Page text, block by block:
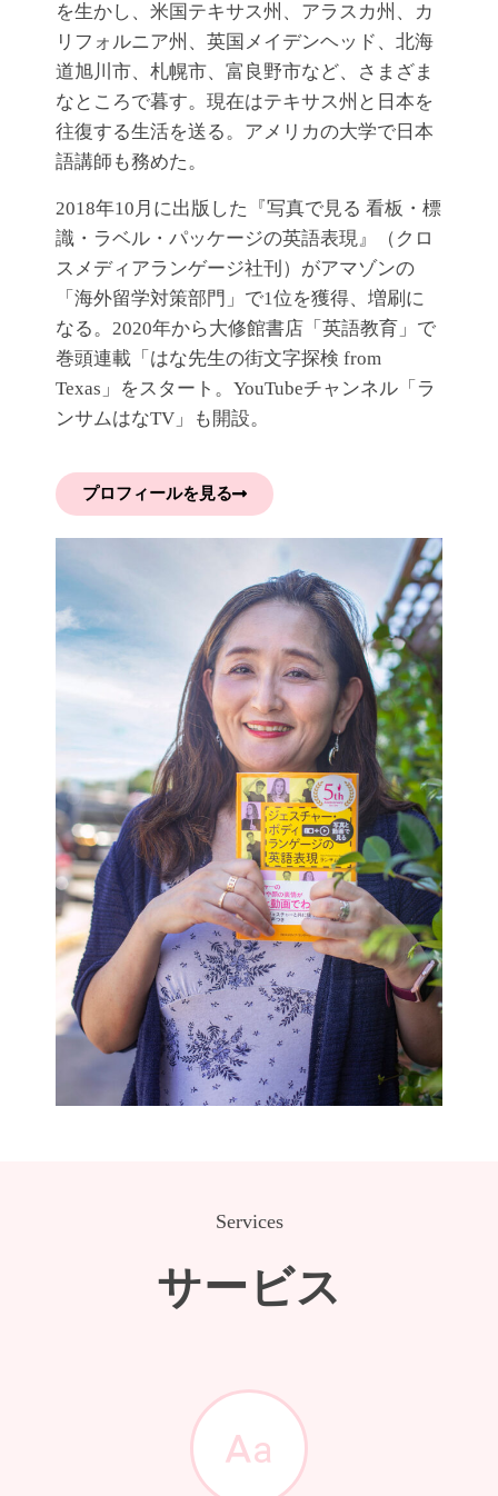
を生かし、米国テキサス州、アラスカ州、カ
リフォルニア州、英国メイデンヘッド、北海
道旭川市、札幌市、富良野市など、さまざま
なところで暮す。現在はテキサス州と日本を
往復する生活を送る。アメリカの大学で日本
語講師も務めた。
2018年10月に出版した『写真で見る 看板・標
識・ラベル・パッケージの英語表現』（クロ
スメディアランゲージ社刊）がアマゾンの
「海外留学対策部門」で1位を獲得、増刷に
なる。2020年から大修館書店「英語教育」で
巻頭連載「はな先生の街文字探検 from
Texas」をスタート。YouTubeチャンネル「ラ
ンサムはなTV」も開設。
プロフィールを見る
Services
サービス